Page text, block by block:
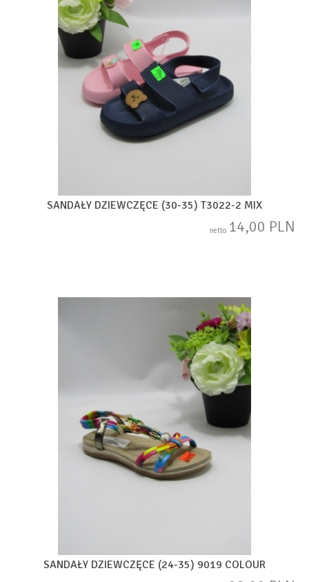
SANDAŁY DZIEWCZĘCE (30-35) T3022-2 MIX
netto 14,00 PLN
SANDAŁY DZIEWCZĘCE (24-35) 9019 COLOUR